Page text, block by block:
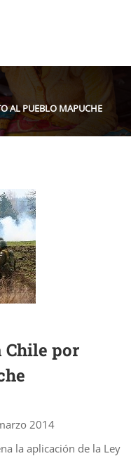
AL PUEBLO MAPUCHE
Chile por
2014
la aplicación de la Ley